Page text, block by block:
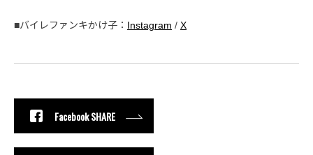
■バイレファンキかけ子： Instagram / X
Facebook SHARE